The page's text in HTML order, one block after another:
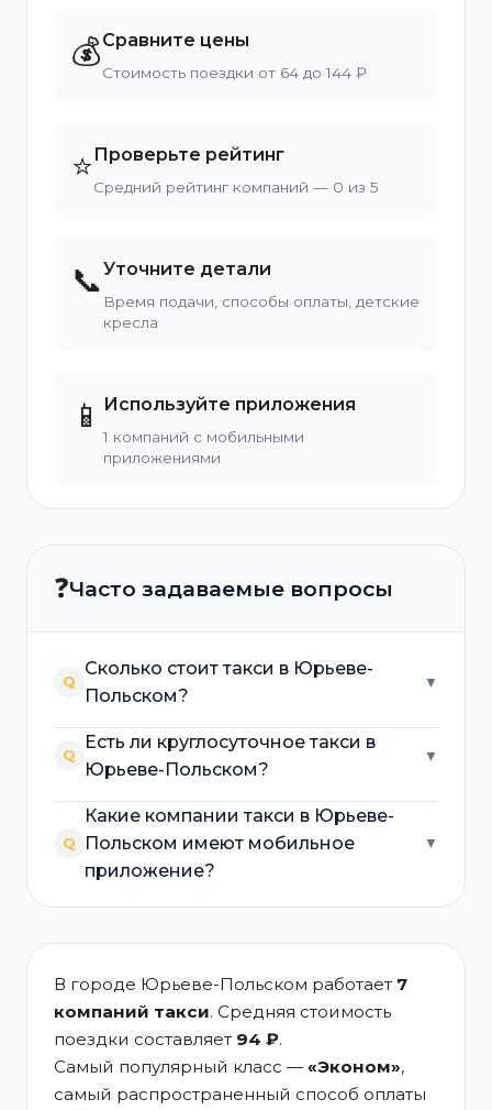
💰Сравните цены
Стоимость поездки от 64 до 144 ₽
⭐Проверьте рейтинг
Средний рейтинг компаний — 0 из 5
📞Уточните детали
Время подачи, способы оплаты, детские
кресла
📱 Используйте приложения
1 компаний с мобильными
приложениями
❓Часто задаваемые вопросы
Q
Сколько стоит такси в Юрьеве-
Польском?
▼
Q
Есть ли круглосуточное такси в
Юрьеве-Польском?
▼
Q
Какие компании такси в Юрьеве-
Польском имеют мобильное
приложение?
▼
В городе Юрьеве-Польском работает 7
компаний такси. Средняя стоимость
поездки составляет 94 ₽.
Самый популярный класс —«Эконом»,
самый распространенный способ оплаты